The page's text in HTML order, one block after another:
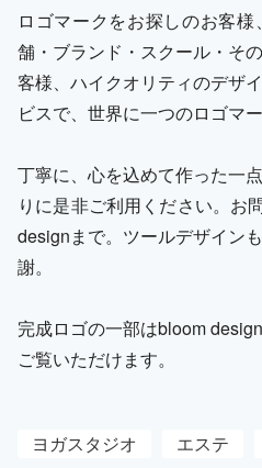
ロゴマークをお探しのお客
舗・ブランド・スクール・そ
客様、ハイクオリティのデザ
ビスで、世界に一つのロゴマ
丁寧に、心を込めて作った一
りに是非ご利用ください。お
designまで。ツールデザイン
謝。
完成ロゴの一部はbloom
ご覧いただけます。
ヨガスタジオ エステ